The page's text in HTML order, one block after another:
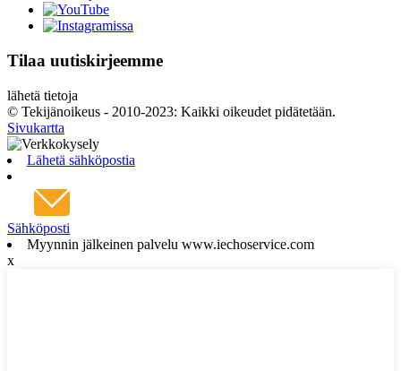
Tilaa uutiskirjeemme
lähetä tietoja
© Tekijänoikeus - 2010-2023: Kaikki oikeudet pidätetään.
Sivukartta
Lähetä sähköpostia
Sähköposti
Myynnin jälkeinen palvelu www.iechoservice.com
x